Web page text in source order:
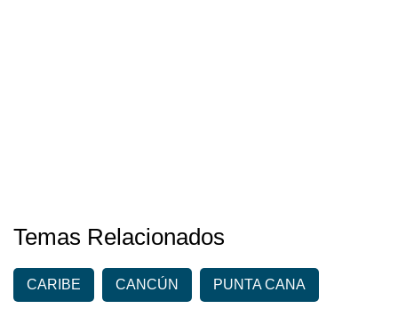
Temas Relacionados
CARIBE CANCÚN PUNTA CANA